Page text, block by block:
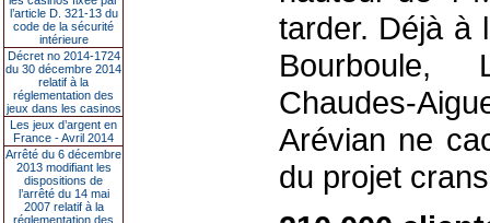
l’article D. 321-13 du
code de la sécurité
intérieure
Décret no 2014-1724
du 30 décembre 2014
relatif à la
réglementation des
jeux dans les casinos
Les jeux d’argent en
France - Avril 2014
Arrêté du 6 décembre
2013 modifiant les
dispositions de
l’arrêté du 14 mai
2007 relatif à la
réglementation des
tarder. Déjà à
Bourboule,
Chaudes-
Arévian ne
du projet